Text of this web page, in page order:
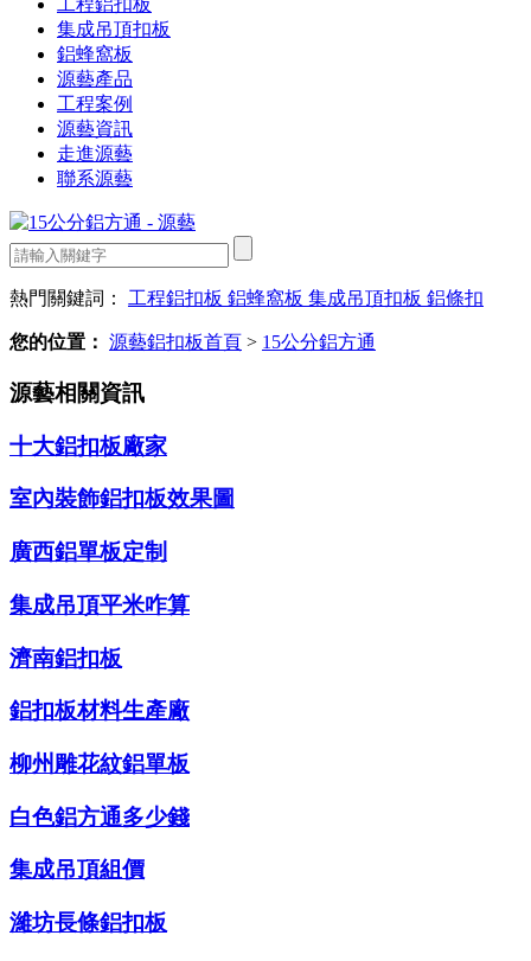
工程鋁扣板
集成吊頂扣板
鋁蜂窩板
源藝產品
工程案例
源藝資訊
走進源藝
聯系源藝
熱門關鍵詞： 工程鋁扣板 鋁蜂窩板 集成吊頂扣板 鋁條扣
您的位置： 源藝鋁扣板首頁 > 15公分鋁方通
源藝相關資訊
十大鋁扣板廠家
室內裝飾鋁扣板效果圖
廣西鋁單板定制
集成吊頂平米咋算
濟南鋁扣板
鋁扣板材料生產廠
柳州雕花紋鋁單板
白色鋁方通多少錢
集成吊頂組價
濰坊長條鋁扣板